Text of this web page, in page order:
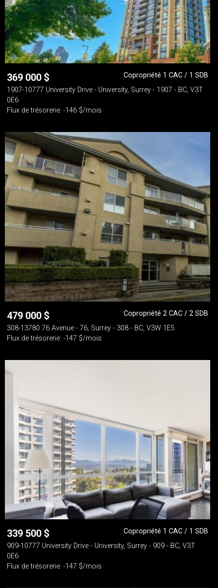
369 000 $
Copropriété 1 CAC / 1 SDB
1907-10777 University Drive - University, Surrey - 1907 - BC, V3T
0E6
Flux de trésorerie: -146 $/mois
479 000 $
Copropriété 2 CAC / 2 SDB
308-13780 76 Avenue - 76, Surrey - 308 - BC, V3W 1E5
Flux de trésorerie: -147 $/mois
339 500 $
Copropriété 1 CAC / 1 SDB
909-10777 University Drive - University, Surrey - 909 - BC, V3T
0E6
Flux de trésorerie: -147 $/mois